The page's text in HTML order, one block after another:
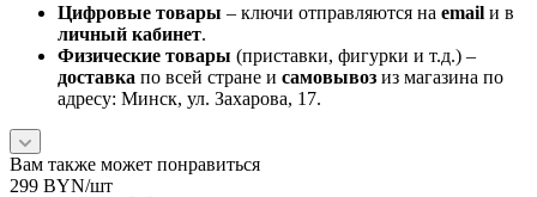
Цифровые товары – ключи отправляются на email и в
личный кабинет.
Физические товары (приставки, фигурки и т.д.) –
доставка по всей стране и самовывоз из магазина по
адресу: Минск, ул. Захарова, 17.
Вам также может понравиться
299 BYN/шт